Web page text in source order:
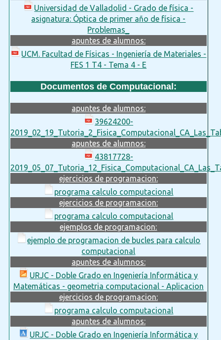
Universidad de Valladolid - Grado de física -
asignatura: Óptica de primer año de física -
Problemas_
apuntes de alumnos:
UCM. Facultad de Físicas - Ingeniería de Materiales -
FES 1 T4 - Tema 4 - E
Documentos de Computacional:
apuntes de alumnos:
39624200-
apuntes de alumnos:
43817728-
ejercicios de programacion:
programa calculo computacional
ejercicios de programacion:
programa calculo computacional
ejemplos de programacion:
ejemplo de programacion de bucles para calculo
computacional
apuntes de alumnos:
URJC - Doble Grado en Ingeniería Informática y
Matemáticas - geometria computacional - Aplicacion
ejercicios de programacion:
programa calculo computacional
apuntes de alumnos:
URJC - Doble Grado en Ingeniería Informática y